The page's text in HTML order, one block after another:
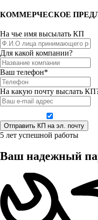
КОММЕРЧЕСКОЕ
На чье имя высылать КП
Для какой компании?
Ваш телефон*
На какую почту выслать
5 лет успешной работы
Ваш надежный